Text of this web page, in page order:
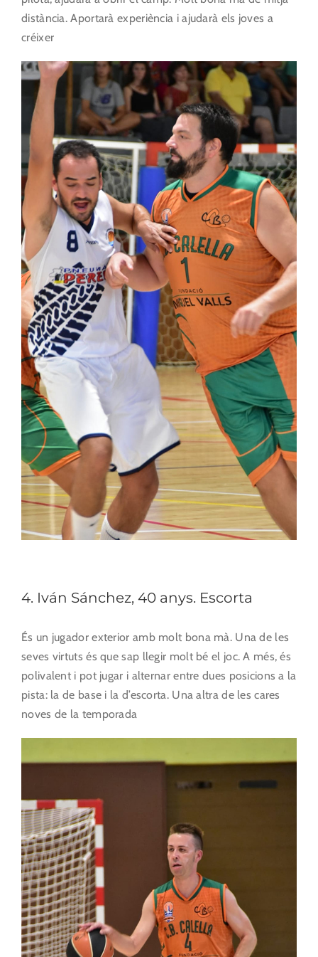
distància. Aportarà experiència i ajudarà els joves a
créixer
4. Iván Sánchez, 40 anys. Escorta
És un jugador exterior amb molt bona mà. Una de les
seves virtuts és que sap llegir molt bé el joc. A més, és
polivalent i pot jugar i alternar entre dues posicions a la
pista: la de base i la d’escorta. Una altra de les cares
noves de la temporada